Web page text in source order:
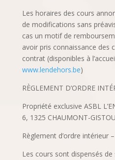
Les horaires des cours
de modifications sans
cas un motif de
avoir pris connaissance des
contrat (disponibles à
www.lendehors.be)
RÈGLEMENT D’ORDRE
Propriété exclusive ASBL
6, 1325 CHAUMONT-
Règlement d’ordre intérieur
Les cours sont dispensés